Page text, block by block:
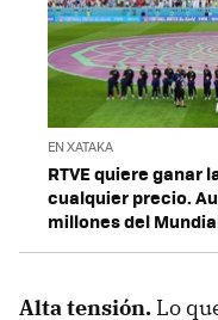
EN XATAKA
RTVE quiere ganar
cualquier precio.
millones del
Alta tensión. Lo